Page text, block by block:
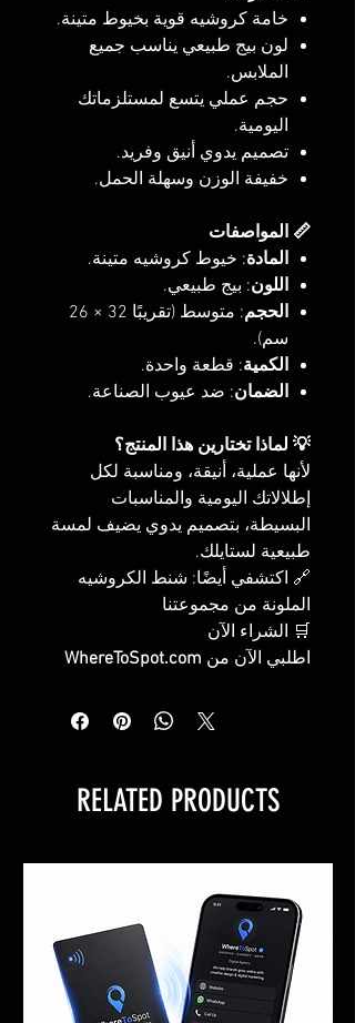
خامة كروشيه قوية بخيوط متينة.
لون بيج طبيعي يناسب جميع
الملابس.
حجم عملي يتسع لمستلزماتك
اليومية.
تصميم يدوي أنيق وفريد.
خفيفة الوزن وسهلة الحمل.
📏 المواصفات
المادة: خيوط كروشيه متينة.
اللون: بيج طبيعي.
الحجم
: متوسط (تقريبًا 32 × 26
سم).
الكمية: قطعة واحدة.
الضمان: ضد عيوب الصناعة.
💡 لماذا تختارين هذا المنتج؟
لأنها عملية، أنيقة، ومناسبة لكل
إطلالاتك اليومية والمناسبات
البسيطة، بتصميم يدوي يضيف لمسة
طبيعية لستايلك.
🔗 اكتشفي أيضًا: شنط الكروشيه
الملونة من مجموعتنا
🛒 الشراء الآن
اطلبي الآن من WhereToSpot.com
RELATED PRODUCTS